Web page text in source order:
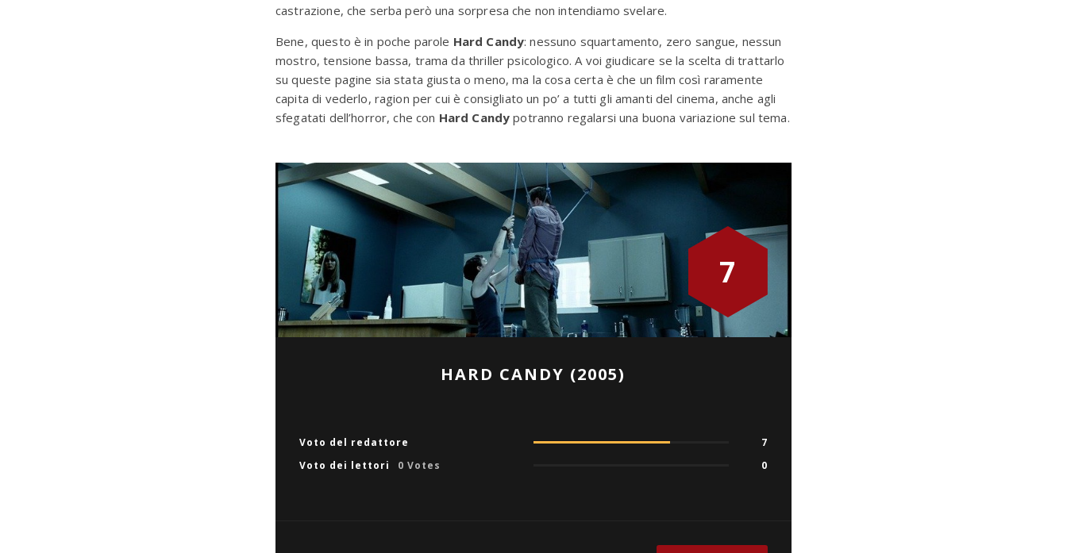
castrazione, che serba però una sorpresa che non intendiamo svelare.
Bene, questo è in poche parole Hard Candy: nessuno squartamento, zero sangue, nessun
mostro, tensione bassa, trama da thriller psicologico. A voi giudicare se la scelta di trattarlo
su queste pagine sia stata giusta o meno, ma la cosa certa è che un film così raramente
capita di vederlo, ragion per cui è consigliato un po’ a tutti gli amanti del cinema, anche agli
sfegatati dell’horror, che con Hard Candy potranno regalarsi una buona variazione sul tema.
HARD CANDY (2005)
Voto del redattore
7
Voto dei lettori
0 Votes 0
7